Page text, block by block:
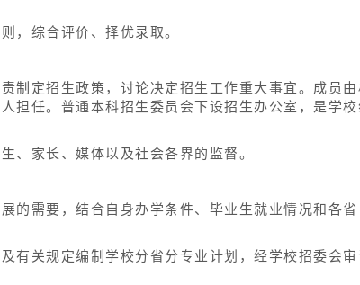
，综合评价、择优录取。
制定招生政策，讨论决定招生工作重大事宜。成员
担任。普通本科招生委员会下设招生办公室，是学
、家长、媒体以及社会各界的监督。
的需要，结合自身办学条件、毕业生就业情况和各
有关规定编制学校分省分专业计划，经学校招委会